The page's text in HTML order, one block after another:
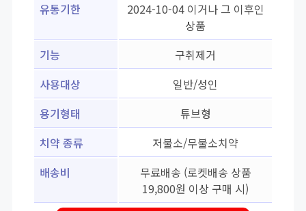
유통기한
2024-10-04 이거나 그 이후인
상품
기능
구취제거
사용대상
일반/성인
용기형태
튜브형
치약 종류
저불소/무불소치약
배송비
무료배송 (로켓배송 상품
19,800원 이상 구매 시)